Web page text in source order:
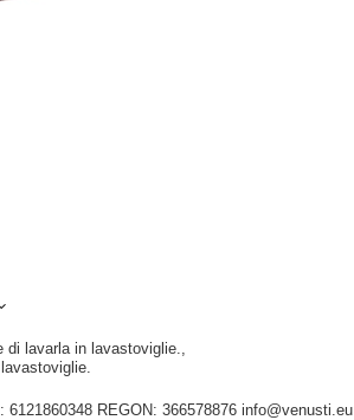
di lavarla in lavastoviglie.
REGON: 366578876 info@venusti.eu